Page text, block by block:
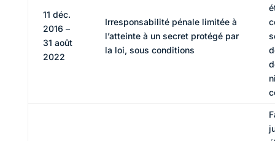
11 déc.
2016 –
31 août
2022
Irresponsabilité pénale limitée à
l’atteinte à un secret protégé par
la loi, sous conditions